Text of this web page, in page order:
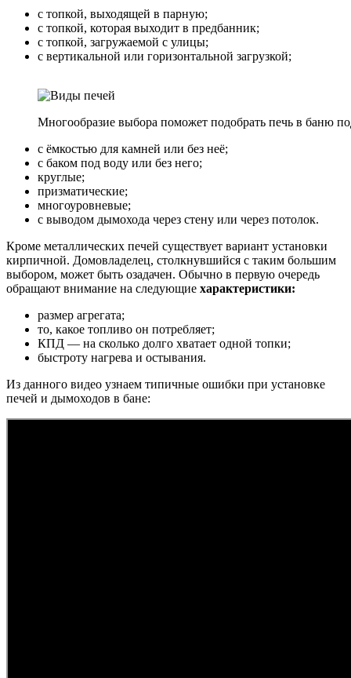
с топкой, выходящей в парную;
с топкой, которая выходит в предбанник;
с топкой, загружаемой с улицы;
с вертикальной или горизонтальной загрузкой;
Многообразие выбора поможет подобрать печь в баню
с ёмкостью для камней или без неё;
с баком под воду или без него;
круглые;
призматические;
многоуровневые;
с выводом дымохода через стену или через потолок.
Кроме металлических печей существует вариант установки
кирпичной. Домовладелец, столкнувшийся с таким большим
выбором, может быть озадачен. Обычно в первую очередь
обращают внимание на следующие характеристики:
размер агрегата;
то, какое топливо он потребляет;
КПД — на сколько долго хватает одной топки;
быстроту нагрева и остывания.
Из данного видео узнаем типичные ошибки при установке
печей и дымоходов в бане: